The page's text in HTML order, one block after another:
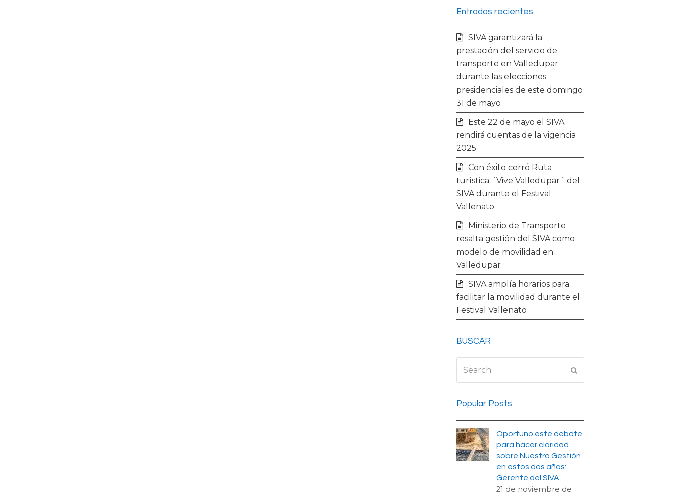
i
t
t
e
r
c
e
b
o
o
s
t
a
g
r
m
u
b
Entradas recientes
SIVA garantizará la
prestación del servicio de
transporte en Valledupar
durante las elecciones
presidenciales de este domingo
31 de mayo
Este 22 de mayo el SIVA
rendirá cuentas de la vigencia
2025
Con éxito cerró Ruta
turística ´Vive Valledupar´ del
SIVA durante el Festival
Vallenato
Ministerio de Transporte
resalta gestión del SIVA como
modelo de movilidad en
Valledupar
SIVA amplía horarios para
facilitar la movilidad durante el
Festival Vallenato
BUSCAR
Popular Posts
Oportuno este debate
para hacer claridad
sobre Nuestra Gestión
en estos dos años:
Gerente del SIVA
21 de noviembre de